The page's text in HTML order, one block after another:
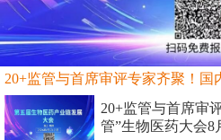
20+监管与首席审
管”生物医药大会8